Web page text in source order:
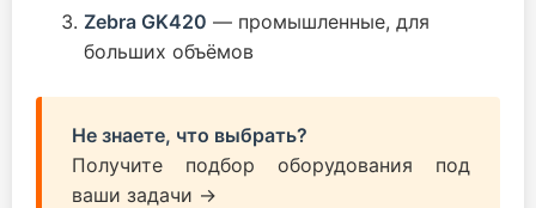
Zebra GK420 — промышленные, для
больших объёмов
Не знаете, что выбрать?
Получите подбор оборудования под
ваши задачи →